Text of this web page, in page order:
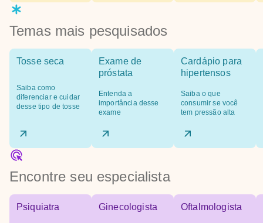
Temas mais pesquisados
Tosse seca
Saiba como
diferenciar e cuidar
desse tipo de tosse
Exame de
próstata
Entenda a
importância desse
exame
Cardápio para
hipertensos
Saiba o que
consumir se você
tem pressão alta
Encontre seu especialista
Psiquiatra Ginecologista Oftalmologista